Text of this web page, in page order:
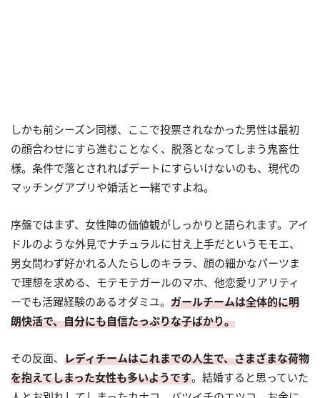
しかも前シーズン同様、ここで投票されなかった男性は最初
の顔合わせにすら進むことなく、脱落となってしまう鬼畜仕
様。条件で落とされればデートにすらいけないのも、現代の
マッチングアプリや婚活と一緒ですよね。
序盤ではまず、女性陣の価値観がしっかりと語られます。アイ
ドルのような外見でナチュラルに甘え上手だというモモエ、
男女問わず好かれる人たらしのキララ、顔の細かなパーツま
で理想を求める、モテモテガールのマホ、他恋愛リアリティ
ーでも活躍経験のあるオダミユ。 ガールチームは全体的に明
朗快活で、自分にも自信たっぷりな子ばかり。
その反面、 レディチームはこれまでの人生で、さまざまな荷物
を抱えてしまった女性も多いようです。結婚すると思っていた